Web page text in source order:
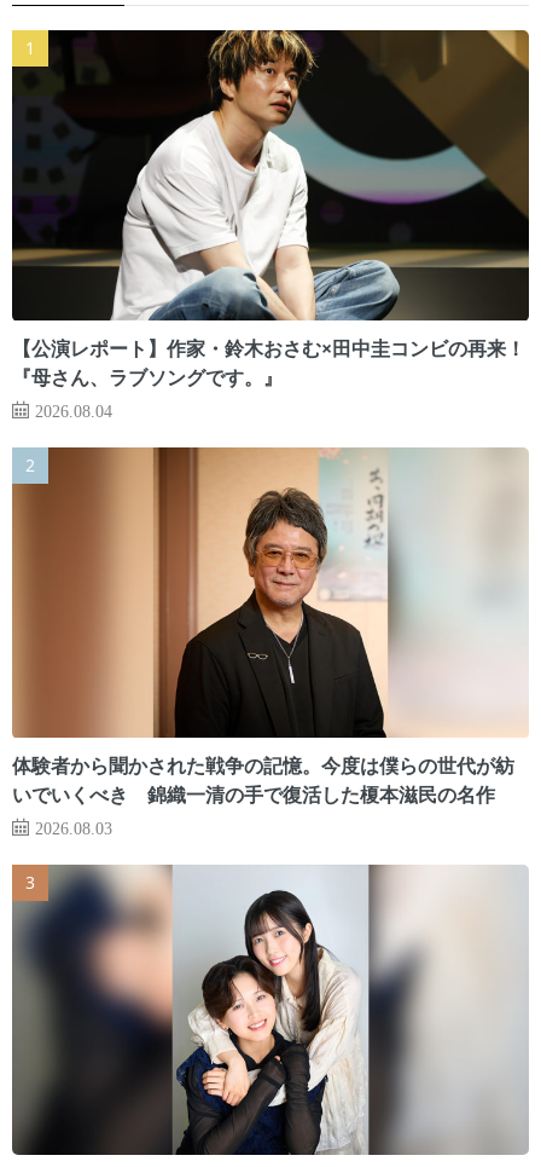
【公演レポート】作家・鈴木おさむ×田中圭コンビの再来！
『母さん、ラブソングです。』
2026.08.04
体験者から聞かされた戦争の記憶。今度は僕らの世代が紡
いでいくべき 錦織一清の手で復活した榎本滋民の名作
2026.08.03